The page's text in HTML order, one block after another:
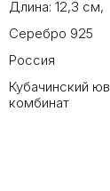
Длина: 12,3 см,
Серебро 925
Россия
Кубачинский
комбинат